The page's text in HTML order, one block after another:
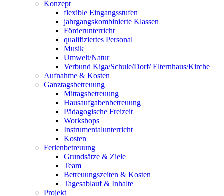
Konzept
flexible Eingangsstufen
jahrgangskombinierte Klassen
Förderunterricht
qualifiziertes Personal
Musik
Umwelt/Natur
Verbund Kiga/Schule/Dorf/ Elternhaus/Kirche
Aufnahme & Kosten
Ganztagsbetreuung
Mittagsbetreuung
Hausaufgabenbetreuung
Pädagogische Freizeit
Workshops
Instrumentalunterricht
Kosten
Ferienbetreuung
Grundsätze & Ziele
Team
Betreuungszeiten & Kosten
Tagesablauf & Inhalte
Projekt